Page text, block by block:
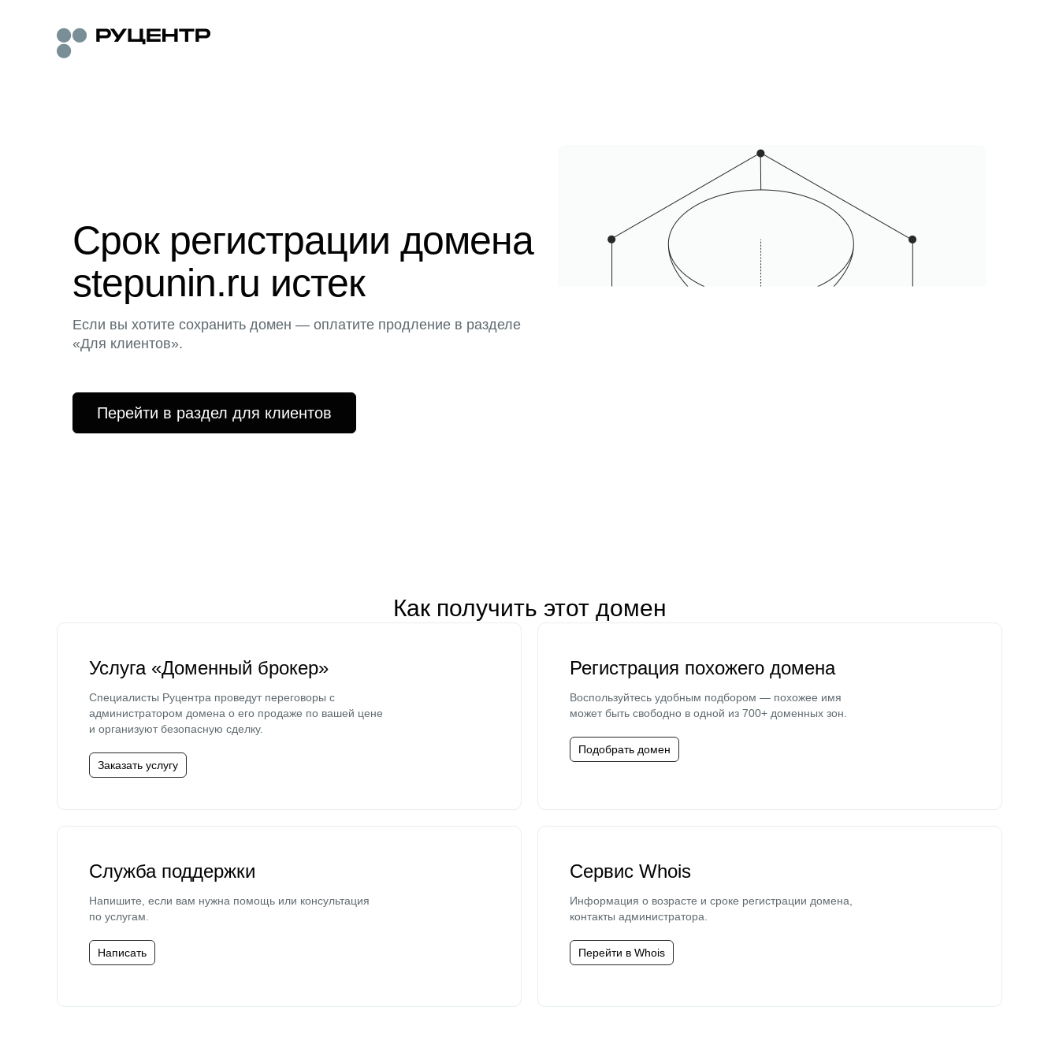
Срок регистрации домена
stepunin.ru истек
Если вы хотите сохранить домен — оплатите продление в разделе
«Для клиентов».
Перейти в раздел для клиентов
Как получить этот домен
Услуга «Доменный брокер»
Специалисты Руцентра проведут переговоры с
администратором домена о его продаже по вашей цене
и организуют безопасную сделку.
Заказать услугу
Регистрация похожего домена
Воспользуйтесь удобным подбором — похожее имя
может быть свободно в одной из 700+ доменных зон.
Подобрать домен
Служба поддержки
Напишите, если вам нужна помощь или консультация
по услугам.
Написать
Сервис Whois
Информация о возрасте и сроке регистрации домена,
контакты администратора.
Перейти в Whois